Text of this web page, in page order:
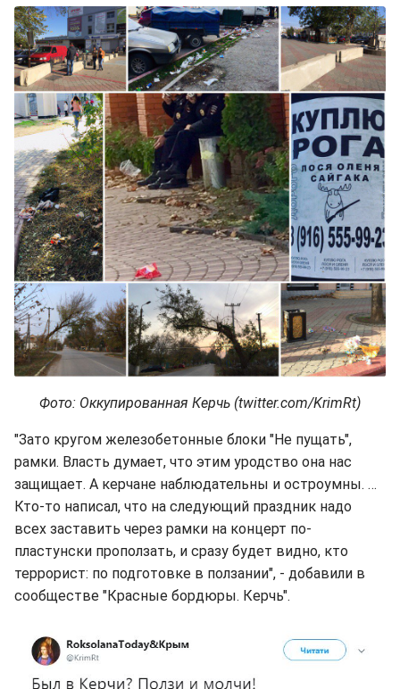
Фото: Оккупированная Керчь (twitter.com/KrimRt)
"Зато кругом железобетонные блоки "Не пущать",
рамки. Власть думает, что этим уродство она нас
защищает. А керчане наблюдательны и остроумны. …
Кто-то написал, что на следующий праздник надо
всех заставить через рамки на концерт по-
пластунски проползать, и сразу будет видно, кто
террорист: по подготовке в ползании", - добавили в
сообществе "Красные бордюры. Керчь".